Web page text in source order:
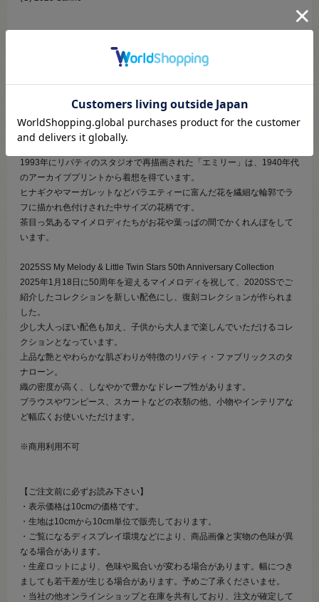
●素材：綿100％
●生地幅：約110cm
1993年にリバティのスタジオで再描画された「エミリー」は、1940年代
のアーカイブプリントから着想を得ています。
ヒナギクやマーガレットなどバラエティーに富んだ花を繊細な輪郭でラ
フに描かれ色付けされた中サイズの花柄です。
茶目っ気あるマイメロディたちがお花や葉っぱの間でかくれんぼをして
います。
2025SS My Melody & Little Twin Stars 50th Anniversary Collection
2025年1月18日に50周年を迎えるマイメロディを祝して、2020SSでご
紹介したコレクションを新しい配色にし、復刻コレクションが作られま
した。
少し大人っぽい配色も加え、子供から大人まで楽しんでいただけるコレ
クションとなっています。
上品な艶とやわらかな肌ざわりが特徴のリバティ・ファブリックスのタ
ナローン。
織の密度が高く、しなやかで豊かなドレープ性があります。
ブラウスやワンピース、スカートなどの衣類の他、小物やインテリアな
ど幅広くお使いいただけます。
※商用利用不可
【ご注文前に必ずお読み下さい】
・表示価格は10cmの価格です。
・生地は10cmから10cm単位で販売しております。
・ご覧になるディスプレイ環境などにより、商品画像と実物の色味が異
なる場合があります。
・生産ロットにより、色味や風合いが変わる場合があります。幅につき
ましても若干差が生じる場合があります。予めご了承くださいませ。
・当社の他オンラインショップと在庫を共有しており、注文が確定して